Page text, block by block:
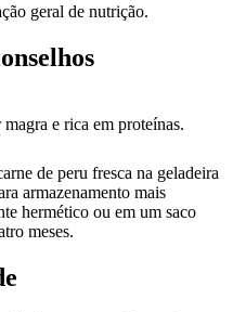
geral de nutrição.
e rica em proteínas.
de peru fresca na geladeira
armazenamento mais
hermético ou em um saco
meses.